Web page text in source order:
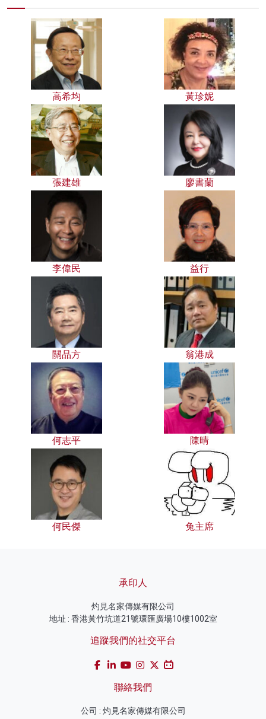
高希均 黃珍妮
張建雄 廖書蘭
李偉民 益行
關品方 翁港成
何志平 陳晴
何民傑 兔主席
承印人
灼見名家傳媒有限公司
地址 : 香港黃竹坑道21號環匯廣場10樓1002室
追蹤我們的社交平台
聯絡我們
公司 : 灼見名家傳媒有限公司